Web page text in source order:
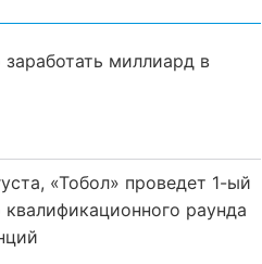
заработать миллиард в
«Тобол» проведет 1-ый
квалификационного раунда